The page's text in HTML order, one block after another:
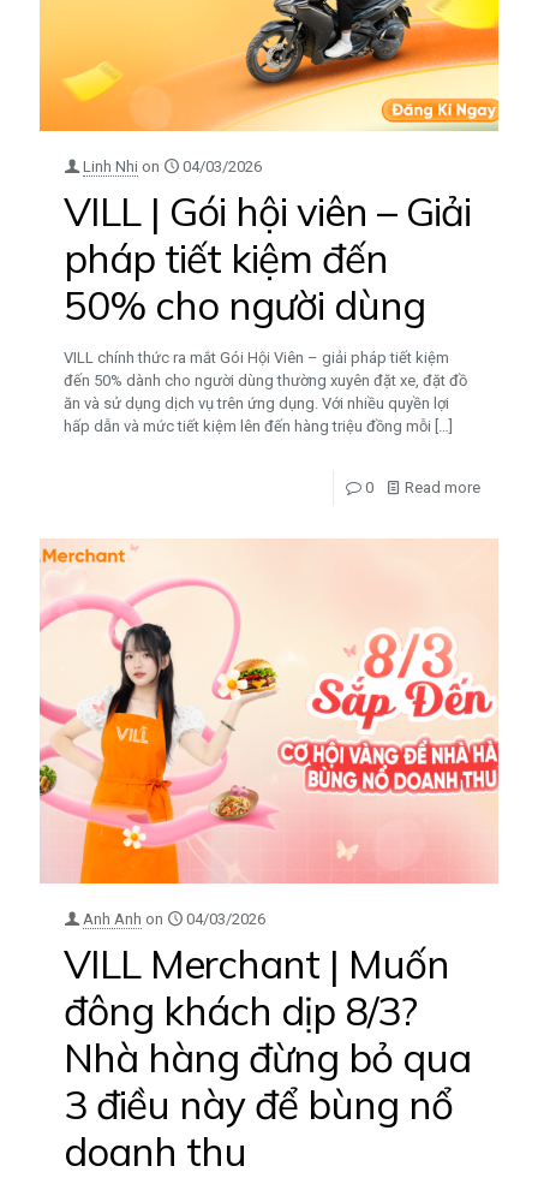
Linh Nhi on 04/03/2026
VILL | Gói hội viên – Giải
pháp tiết kiệm đến
50% cho người dùng
VILL chính thức ra mắt Gói Hội Viên – giải pháp tiết kiệm
đến 50% dành cho người dùng thường xuyên đặt xe, đặt đồ
ăn và sử dụng dịch vụ trên ứng dụng. Với nhiều quyền lợi
hấp dẫn và mức tiết kiệm lên đến hàng triệu đồng mỗi […]
0 Read more
Anh Anh on 04/03/2026
VILL Merchant | Muốn
đông khách dịp 8/3?
Nhà hàng đừng bỏ qua
3 điều này để bùng nổ
doanh thu